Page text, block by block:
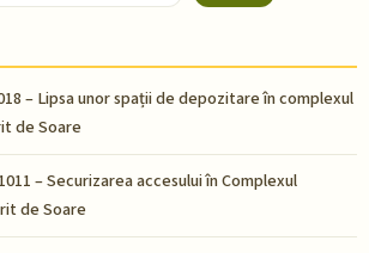
– Lipsa unor spații de depozitare în complexul
de Soare
– Securizarea accesului în Complexul
de Soare